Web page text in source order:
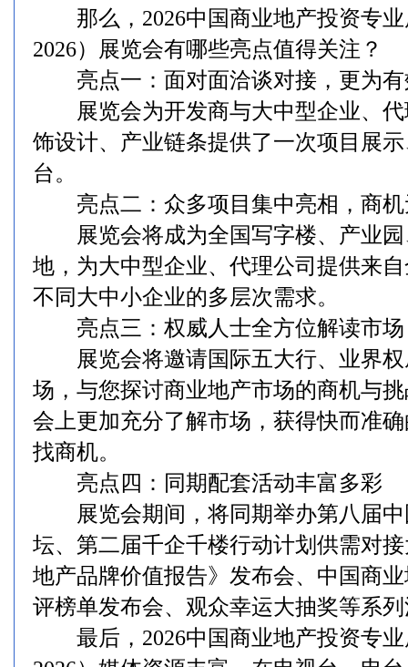
那么，2026中国商业地产投资专业
2026）展览会有哪些亮点值得关注？
亮点一：面对面洽谈对接，更为有
展览会为开发商与大中型企业、代
饰设计、产业链条提供了一次项目展
台。
亮点二：众多项目集中亮相，商机
展览会将成为全国写字楼、产业园
地，为大中型企业、代理公司提供来
不同大中小企业的多层次需求。
亮点三：权威人士全方位解读市场
展览会将邀请国际五大行、业界权
场，与您探讨商业地产市场的商机与
会上更加充分了解市场，获得快而准
找商机。
亮点四：同期配套活动丰富多彩
展览会期间，将同期举办第八届中
坛、第二届千企千楼行动计划供需对
地产品牌价值报告》发布会、中国商
评榜单发布会、观众幸运大抽奖等系
最后，2026中国商业地产投资专业